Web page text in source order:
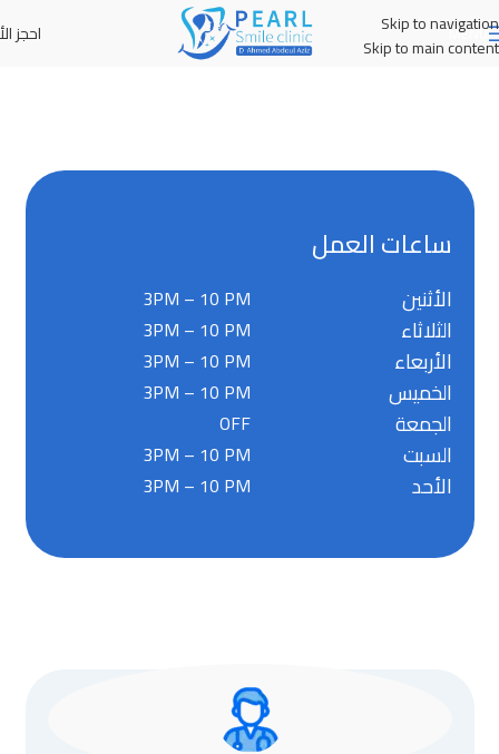
Skip to navigation
Skip to main content
MENU احجز
ساعات العمل
3PM – 10 PM الأثنين
3PM – 10 PM الثلاثاء
3PM – 10 PM الأربعاء
3PM – 10 PM الخميس
OFF الجمعة
3PM – 10 PM السبت
3PM – 10 PM الأحد